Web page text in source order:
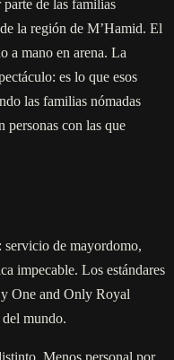
de las familias
la región de M’Hamid. El
a mano en arena. La
es lo que esos
las familias nómadas
personas con las que
de mayordomo,
impecable. Los estándares
One and Only Royal
mundo.
Menos personal por